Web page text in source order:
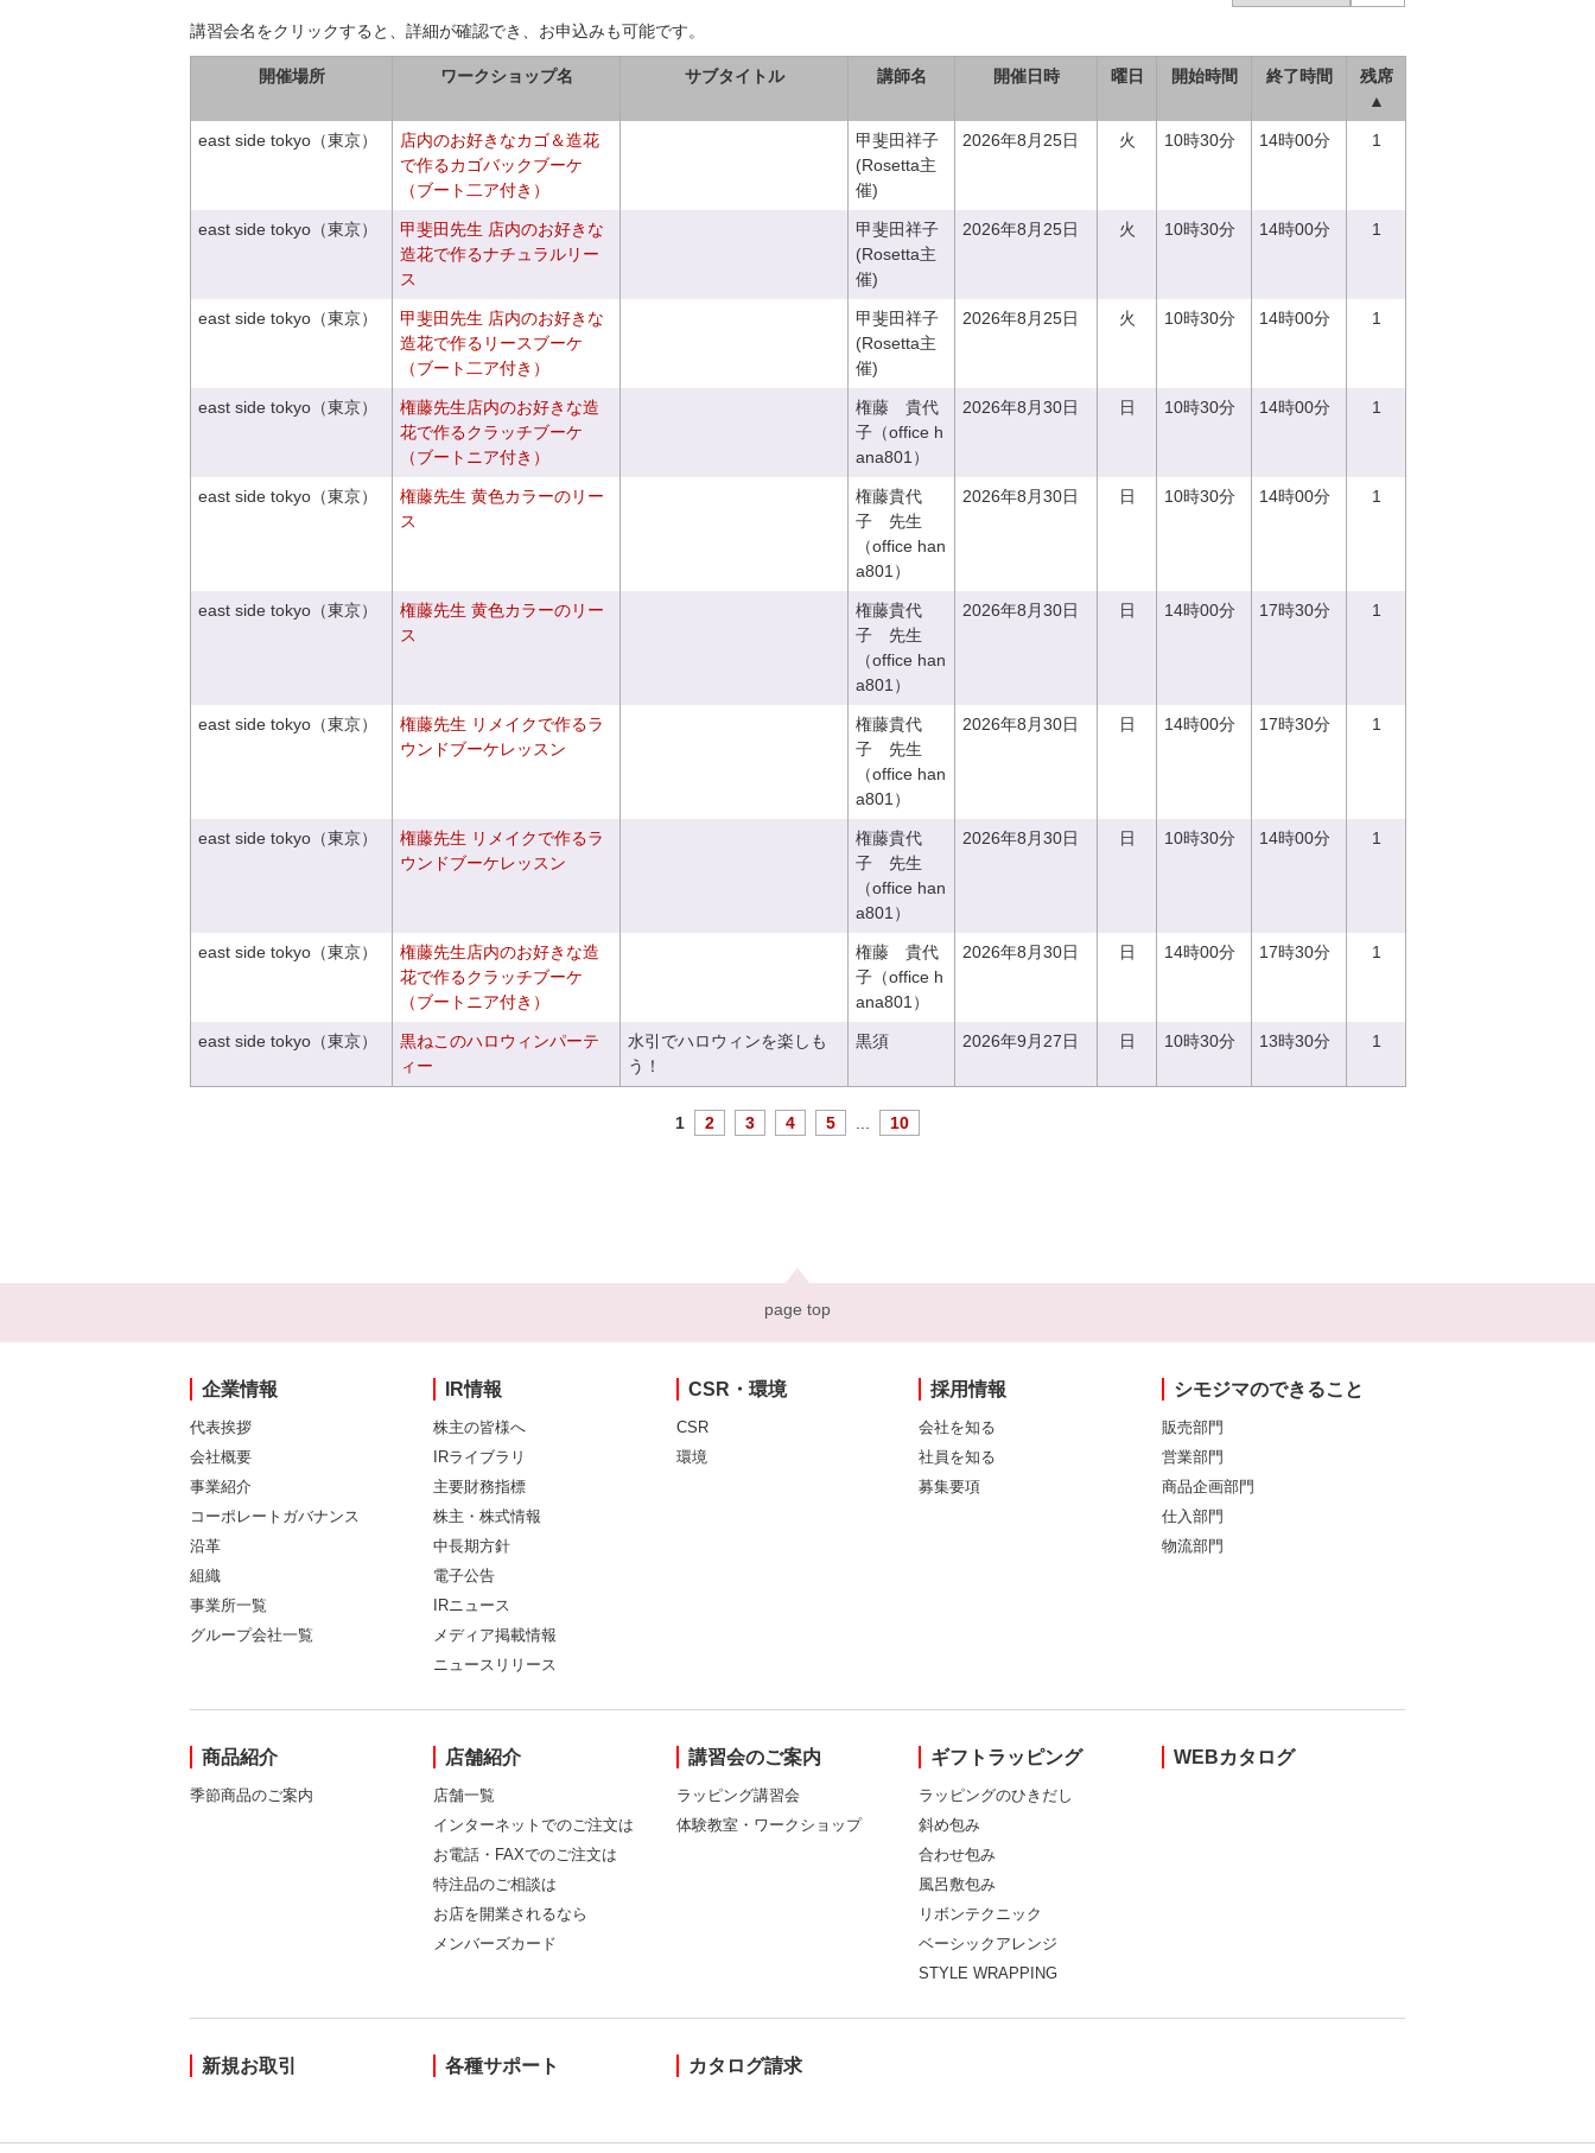
講習会名をクリックすると、詳細が確認でき、お申込みも可能です。
開催場所 ワークショップ名 サブタイトル 講師名 開催日時 曜日 開始時間 終了時間
残席
▲
east side tokyo（東京）
店内のお好きなカゴ＆造花
で作るカゴバックブーケ
（ブート二ア付き）
甲斐田祥子
(Rosetta主
催)
2026年8月25日 火 10時30分 14時00分 1
east side tokyo（東京）
甲斐田先生 店内のお好きな
造花で作るナチュラルリー
ス
甲斐田祥子
(Rosetta主
催)
2026年8月25日 火 10時30分 14時00分 1
east side tokyo（東京）
甲斐田先生 店内のお好きな
造花で作るリースブーケ
（ブート二ア付き）
甲斐田祥子
(Rosetta主
催)
2026年8月25日 火 10時30分 14時00分 1
east side tokyo（東京）
権藤先生店内のお好きな造
花で作るクラッチブーケ
（ブートニア付き）
権藤 貴代
子（office h
ana801）
2026年8月30日 日 10時30分 14時00分 1
east side tokyo（東京）
権藤先生 黄色カラーのリー
ス
権藤貴代
子 先生
（office han
a801）
2026年8月30日 日 10時30分 14時00分 1
east side tokyo（東京）
権藤先生 黄色カラーのリー
ス
権藤貴代
子 先生
（office han
a801）
2026年8月30日 日 14時00分 17時30分 1
east side tokyo（東京）
権藤先生 リメイクで作るラ
ウンドブーケレッスン
権藤貴代
子 先生
（office han
a801）
2026年8月30日 日 14時00分 17時30分 1
east side tokyo（東京）
権藤先生 リメイクで作るラ
ウンドブーケレッスン
権藤貴代
子 先生
（office han
a801）
2026年8月30日 日 10時30分 14時00分 1
east side tokyo（東京）
権藤先生店内のお好きな造
花で作るクラッチブーケ
（ブートニア付き）
権藤 貴代
子（office h
ana801）
2026年8月30日 日 14時00分 17時30分 1
east side tokyo（東京）
黒ねこのハロウィンパーテ
ィー
水引でハロウィンを楽しも
う！
黒須 2026年9月27日 日 10時30分 13時30分 1
1 2 3 4 5 10
page top
企業情報
代表挨拶
会社概要
事業紹介
コーポレートガバナンス
沿革
組織
事業所一覧
グループ会社一覧
IR情報
株主の皆様へ
IRライブラリ
主要財務指標
株主・株式情報
中長期方針
電子公告
IRニュース
メディア掲載情報
ニュースリリース
CSR・環境
CSR
環境
採用情報
会社を知る
社員を知る
募集要項
シモジマのできること
販売部門
営業部門
商品企画部門
仕入部門
物流部門
商品紹介
季節商品のご案内
店舗紹介
店舗一覧
インターネットでのご注文は
お電話・FAXでのご注文は
特注品のご相談は
お店を開業されるなら
メンバーズカード
講習会のご案内
ラッピング講習会
体験教室・ワークショップ
ギフトラッピング
ラッピングのひきだし
斜め包み
合わせ包み
風呂敷包み
リボンテクニック
ベーシックアレンジ
STYLE WRAPPING
WEBカタログ
新規お取引 各種サポート カタログ請求